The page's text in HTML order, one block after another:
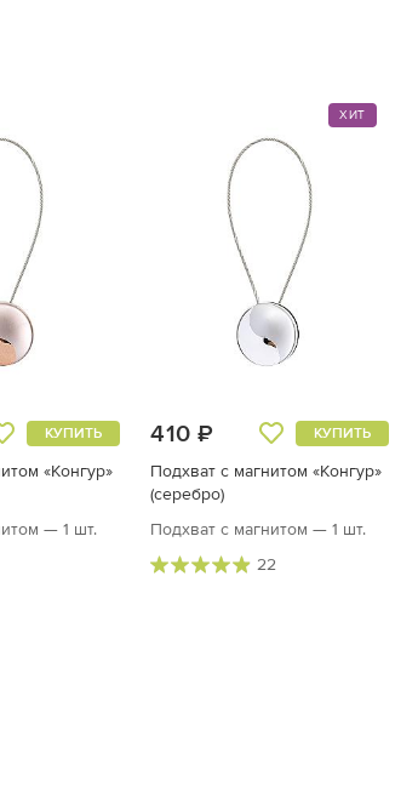
КУПИТЬ
«Конгур»
— 1 шт.
ХИТ
410 ₽ КУПИТЬ
Подхват с магнитом «Конгур»
(серебро)
Подхват с магнитом — 1 шт.
22